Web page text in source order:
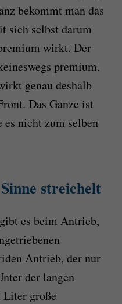
bekommt man das
sich selbst darum
wirkt. Der
premium.
genau deshalb
Das Ganze ist
nicht zum selben
streichelt
es beim Antrieb,
Antrieb, der nur
der langen
Liter große